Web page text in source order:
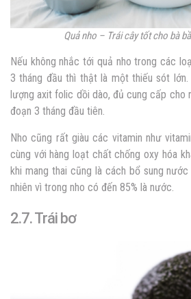
Quả nho – Trái cây tốt cho bà
Nếu không nhắc tới quả nho trong các
3 tháng đầu thì thật là một thiếu sót
lượng axit folic dồi dào, đủ cung cấp cho
đoạn 3 tháng đầu tiên.
Nho cũng rất giàu các vitamin như
cùng với hàng loạt chất chống oxy hóa
khi mang thai cũng là cách bổ sung
nhiên vì trong nho có đến 85% là nước.
2.7. Trái bơ